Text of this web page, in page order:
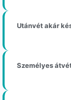
Utánvét akár
Személyes